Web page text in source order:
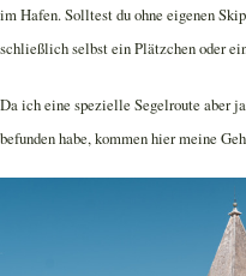
im Hafen. Solltest du ohne eigenen
schließlich selbst ein Plätzchen oder
Da ich eine spezielle Segelroute aber
befunden habe, kommen hier meine